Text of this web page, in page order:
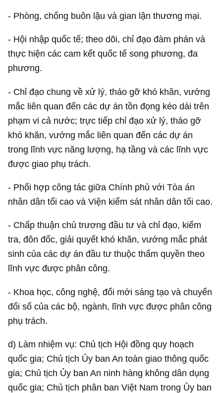
- Phòng, chống buôn lậu và gian lận thương mại.
- Hội nhập quốc tế; theo dõi, chỉ đạo đàm phán và
thực hiện các cam kết quốc tế song phương, đa
phương.
- Chỉ đạo chung về xử lý, tháo gỡ khó khăn, vướng
mắc liên quan đến các dự án tồn đọng kéo dài trên
phạm vi cả nước; trực tiếp chỉ đạo xử lý, tháo gỡ
khó khăn, vướng mắc liên quan đến các dự án
trong lĩnh vực năng lượng, hạ tầng và các lĩnh vực
được giao phụ trách.
- Phối hợp công tác giữa Chính phủ với Tòa án
nhân dân tối cao và Viện kiểm sát nhân dân tối cao.
- Chấp thuận chủ trương đầu tư và chỉ đạo, kiểm
tra, đôn đốc, giải quyết khó khăn, vướng mắc phát
sinh của các dự án đầu tư thuộc thẩm quyền theo
lĩnh vực được phân công.
- Khoa học, công nghệ, đổi mới sáng tạo và chuyển
đổi số của các bộ, ngành, lĩnh vực được phân công
phụ trách.
d) Làm nhiệm vụ: Chủ tịch Hội đồng quy hoạch
quốc gia; Chủ tịch Ủy ban An toàn giao thông quốc
gia; Chủ tịch Ủy ban An ninh hàng không dân dụng
quốc gia; Chủ tịch phân ban Việt Nam trong Ủy ban